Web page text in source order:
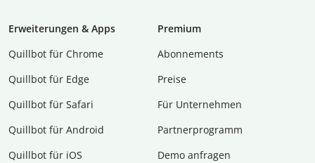
Erweiterungen & Apps
Quillbot für Chrome
Quillbot für Edge
Quillbot für Safari
Quillbot für Android
Quillbot für iOS
Premium
Abon­ne­ments
Preise
Für Unternehmen
Partnerprogramm
Demo anfragen